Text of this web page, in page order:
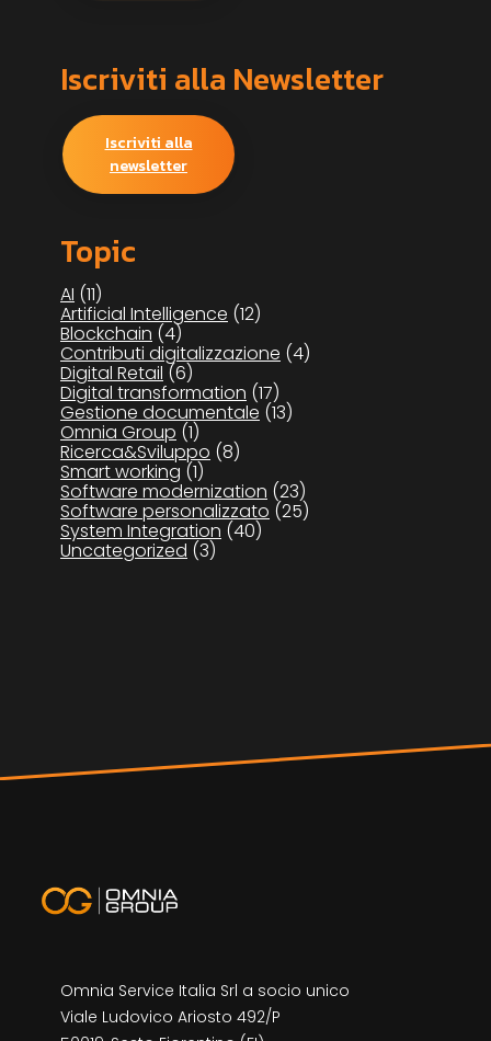
Iscriviti alla Newsletter
Iscriviti alla
newsletter
Topic
AI (11)
Artificial Intelligence (12)
Blockchain (4)
Contributi digitalizzazione (4)
Digital Retail (6)
Digital transformation (17)
Gestione documentale (13)
Omnia Group (1)
Ricerca&Sviluppo (8)
Smart working (1)
Software modernization (23)
Software personalizzato (25)
System Integration (40)
Uncategorized (3)
Omnia Service Italia Srl a socio unico
Viale Ludovico Ariosto 492/P